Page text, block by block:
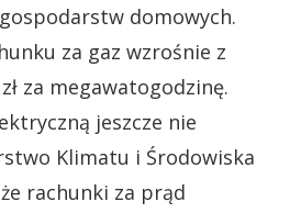
domowych.
za gaz wzrośnie z
za megawatogodzinę.
jeszcze nie
Klimatu i Środowiska
rachunki za prąd